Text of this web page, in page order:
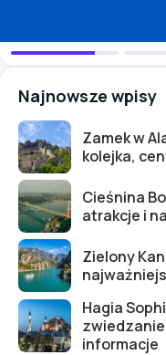
Najnowsze wpisy
Zamek w
kolejka,
Cieśnina
atrakcje i
Zielony
Hagia
informacje